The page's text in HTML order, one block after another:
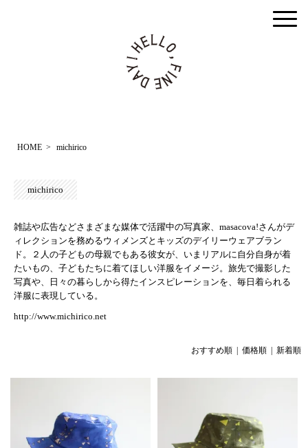
HOME > michirico
michirico
雑誌や広告などさまざまな媒体で活躍中の写真家、masacova!さんがデ
ィレクションを務めるウィメンズとキッズのデイリーウェアブラン
ド。２人の子どもの母親でもある彼女が、いまリアルに自分自身が着
たいもの、子どもたちに着てほしい洋服をイメージ。旅先で撮影した
写真や、日々の暮らしから得たインスピレーションを、毎日着られる
洋服に表現している。
http://www.michirico.net
おすすめ順 | 価格順 新着順